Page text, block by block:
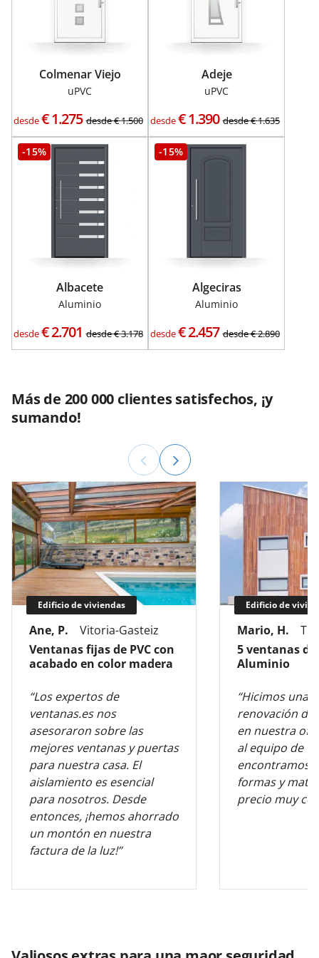
Colmenar Viejo
uPVC
desde€1.275 desde€1.500
Adeje
uPVC
desde€1.390 desde€1.635
-15%
Albacete
Aluminio
desde€2.701 desde€3.178
-15%
Algeciras
Aluminio
desde€2.457 desde€2.890
Más de 200 000 clientes satisfechos, ¡y
sumando!
Edificio de viviendas
Ane, P.
Vitoria-Gasteiz
Ventanas fijas de PVC con
acabado en color madera
“Los expertos de
ventanas.es nos
asesoraron sobre las
mejores ventanas y puertas
para nuestra casa. El
aislamiento es esencial
para nosotros. Desde
entonces, ¡hemos ahorrado
un montón en nuestra
factura de la luz!”
Edificio de
Mario, H.
5 ventanas de
Aluminio
“Hicimos una
renovación de
en nuestra
al equipo de
encontramos
formas y
precio muy